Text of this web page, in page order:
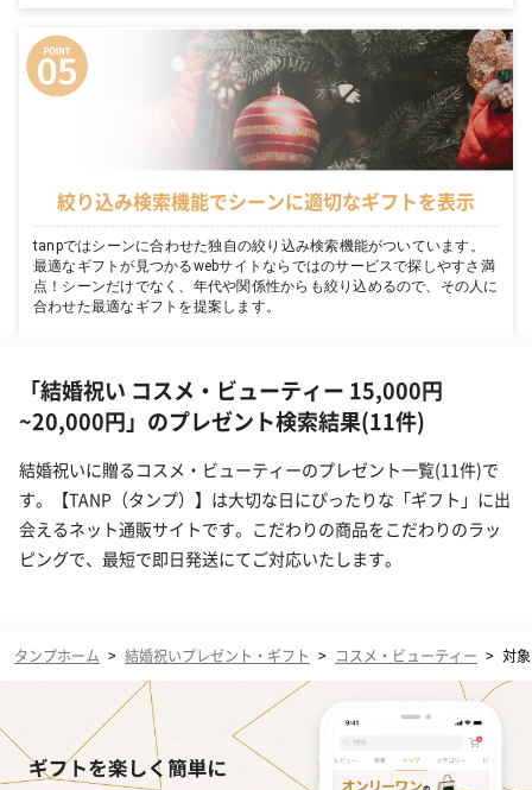
絞り込み検索機能でシーンに適切なギフトを表示
tanpではシーンに合わせた独自の絞り込み検索機能がついています。
最適なギフトが見つかるwebサイトならではのサービスで探しやすさ満
点！シーンだけでなく、年代や関係性からも絞り込めるので、その人に
合わせた最適なギフトを提案します。
「結婚祝い コスメ・ビューティー 15,000円
~20,000円」のプレゼント検索結果(11件)
結婚祝いに贈るコスメ・ビューティーのプレゼント一覧(11件)で
す。【TANP（タンプ）】は大切な日にぴったりな「ギフト」に出
会えるネット通販サイトです。こだわりの商品をこだわりのラッ
ピングで、最短で即日発送にてご対応いたします。
タンプホーム > 結婚祝いプレゼント・ギフト > コスメ・ビューティー > 対